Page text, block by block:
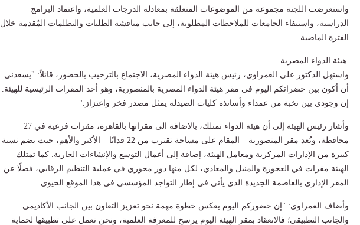
واستعرضت اللجنة مجموعة من الموضوعات المتعلقة بمعادلة الدرجات العلمية، واعتماد البرامج
الدراسية، واستيفاء الجامعات للملاحظات المطلوبة، إلى جانب مناقشة الطلبات والتظلمات المُقدمة خلال
الفترة الماضية.
هيئة الدواء المصرية
واستهل الدكتور علي الغمراوي، رئيس هيئة الدواء المصرية، الاجتماع بالترحيب بالحضور، قائلاً: "يسعدني
أن أكون بين حضراتكم اليوم في مقر هيئة الدواء المصرية بالمنصورية، وهو أحد المقرات الرئيسية للهيئة.
إن وجودي بين نخبة من عمداء وأساتذة كليات الصيدلة يمثل مصدر فخر واعتزاز."
وأشار رئيس الهيئة إلى أن هيئة الدواء تمتلك، بالاضافة الى مقراتها بالقاهرة، مقرات فرعية في 27
محافظة، ويُعد مقر المنصورية – المقام على مساحة تقترب من 22 فدانًا – الأكبر والأهم، حيث يضم نسبة
كبيرة من الإدارات المركزية ومعامل الهيئة، إضافة إلى أعمال التوسع والإنشاءات الجارية. كما تمتلك
الهيئة مقرات في العجوزة والمنيل والمعادي، لكل منها دور محوري في عملية التنظيم الرقابي، فضلًا عن
المقر الإداري بالعاصمة الجديدة الذي يأتي في إطار التواجد المؤسسي في هذا الموقع الحيوي.
وأضاف الغمراوي: "إن حضوركم اليوم يعكس خطوة مهمة نحو تعزيز التعاون بين الجانب الأكاديمى
والجانب التطبيقى؛ فالانعقاد بمقر الهيئة اليوم يرسخ للمعرفة العلمية، ونحن نعمل على تطبيقها لحماية